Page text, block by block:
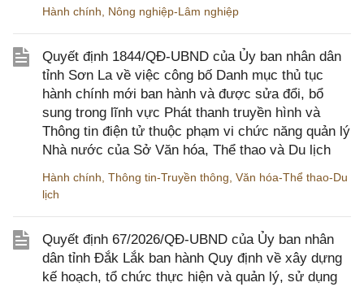
Hành chính Nông nghiệp-Lâm nghiệp
Quyết định 1844/QĐ-UBND của Ủy ban nhân dân
tỉnh Sơn La về việc công bố Danh mục thủ tục
hành chính mới ban hành và được sửa đổi, bổ
sung trong lĩnh vực Phát thanh truyền hình và
Thông tin điện tử thuộc phạm vi chức năng quản lý
Nhà nước của Sở Văn hóa, Thể thao và Du lịch
Hành chính Thông tin-Truyền thông Văn hóa-Thể thao-Du
lịch
Quyết định 67/2026/QĐ-UBND của Ủy ban nhân
dân tỉnh Đắk Lắk ban hành Quy định về xây dựng
kế hoạch, tổ chức thực hiện và quản lý, sử dụng